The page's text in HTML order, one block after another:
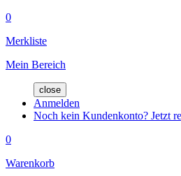
0
Merkliste
Mein Bereich
close
Anmelden
Noch kein Kundenkonto? Jetzt
0
Warenkorb